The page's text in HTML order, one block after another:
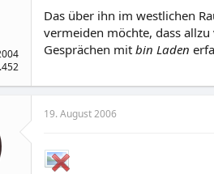
Das über ihn im westlichen
vermeiden möchte, dass
Gesprächen mit bin Laden
19. August 2006